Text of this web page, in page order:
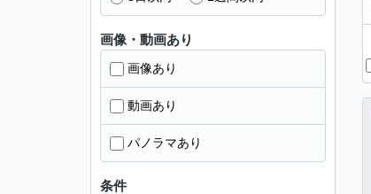
画像・動画あり
画像あり
動画あり
パノラマあり
条件